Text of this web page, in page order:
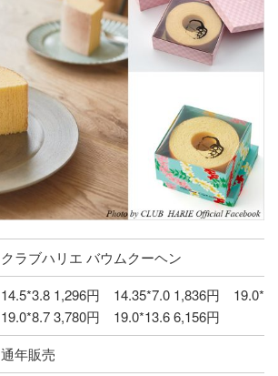
クラブハリエ バウムクーヘン
14.5*3.8 1,296円 14.35*7.0 1,836円
19.0*8.7 3,780円 19.0*13.6 6,156円
通年販売